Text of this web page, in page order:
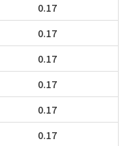
0.17
0.17
0.17
0.17
0.17
0.17